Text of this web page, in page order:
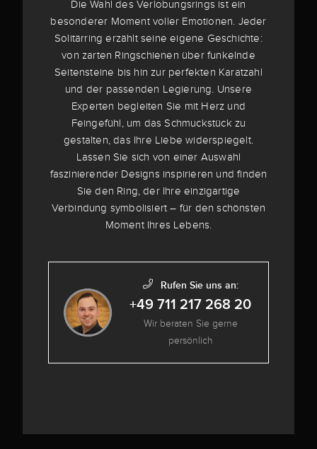
Die Wahl des Verlobungsrings ist ein
besonderer Moment voller Emotionen. Jeder
Solitärring erzählt seine eigene Geschichte:
von zarten Ringschienen über funkelnde
Seitensteine bis hin zur perfekten Karatzahl
und der passenden Legierung. Unsere
Experten begleiten Sie mit Herz und
Feingefühl, um das Schmuckstück zu
gestalten, das Ihre Liebe widerspiegelt.
Lassen Sie sich von einer Auswahl
faszinierender Designs inspirieren und finden
Sie den Ring, der Ihre einzigartige
Verbindung symbolisiert – für den schönsten
Moment Ihres Lebens.
Rufen Sie uns an:
+49 711 217 268 20
Wir beraten Sie gerne
persönlich